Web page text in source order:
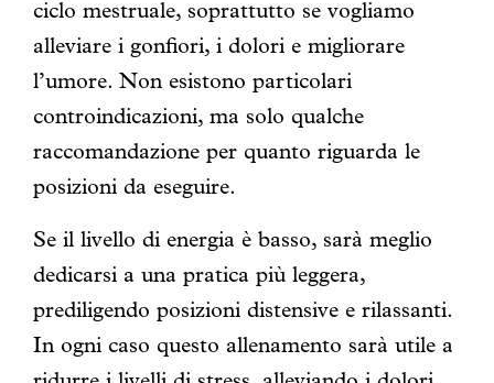
ciclo mestruale, soprattutto se vogliamo
alleviare i gonfiori, i dolori e migliorare
l’umore. Non esistono particolari
controindicazioni, ma solo qualche
raccomandazione per quanto riguarda le
posizioni da eseguire.
Se il livello di energia è basso, sarà meglio
dedicarsi a una pratica più leggera,
prediligendo posizioni distensive e rilassanti.
In ogni caso questo allenamento sarà utile a